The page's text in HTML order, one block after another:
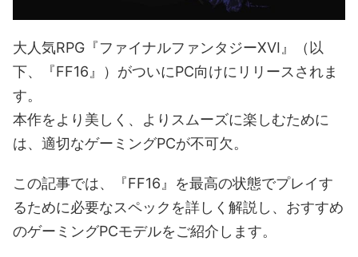
大人気RPG『ファイナルファンタジーXVI』（以
下、『FF16』）がついにPC向けにリリースされま
す。
本作をより美しく、よりスムーズに楽しむために
は、適切なゲーミングPCが不可欠。
この記事では、『FF16』を最高の状態でプレイす
るために必要なスペックを詳しく解説し、おすすめ
のゲーミングPCモデルをご紹介します。